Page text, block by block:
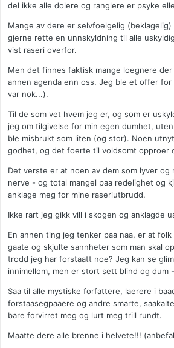
del ikke alle dolere og ranglere er psyke
Mange av dere er selvfoelgelig
gjerne rette en unnskyldning til alle
vist raseri overfor.
Men det finnes faktisk mange loegnere
annen agenda enn oss. Jeg ble et offer
var nok...).
Til de som vet hvem jeg er, og som er
jeg om tilgivelse for min egen dumhet,
ble misbrukt som liten (og stor). Noen
godhet, og det foerte til voldsomt opproer
Det verste er at noen av dem som lyver og
nerve - og total mangel paa redelighet og
anklage meg for mine raseriutbrudd.
Ikke rart jeg gikk vill i skogen og anklagde
En annen ting jeg tenker paa naa, er at
gaate og skjulte sannheter som man skal
trodd jeg har forstaatt noe? Jeg kan se
innimellom, men er stort sett blind og dum
Saa til alle mystiske forfattere, laerere i
forstaasegpaaere og andre smarte,
bare forvirret meg og lurt meg trill rundt.
Maatte dere alle brenne i helvete!!!